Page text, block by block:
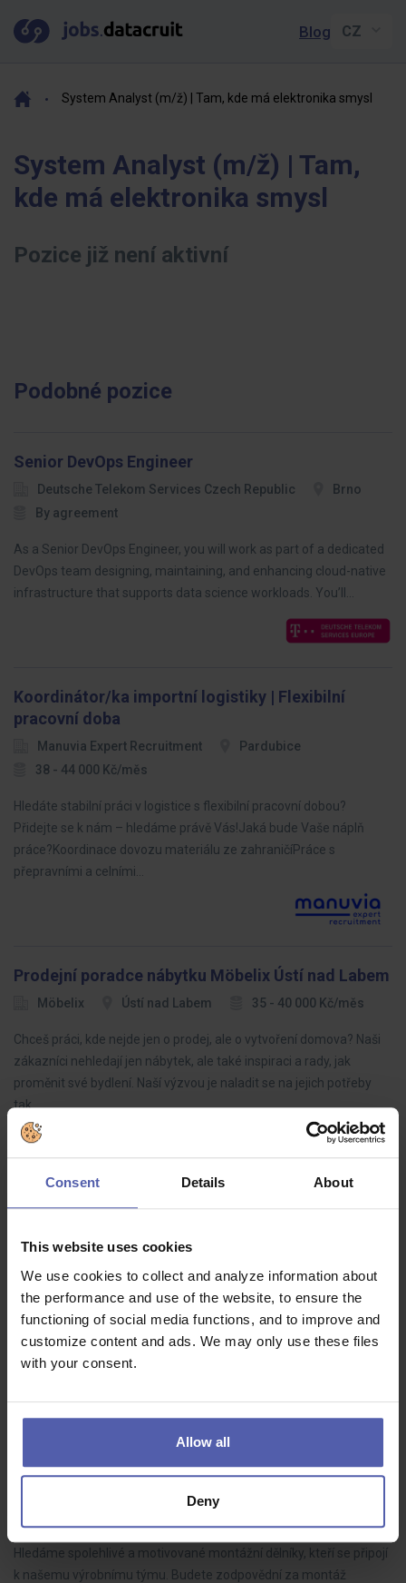
Consent Details About
This website uses cookies
We use cookies to collect and analyze information about
the performance and use of the website, to ensure the
functioning of social media functions, and to improve and
customize content and ads. We may only use these files
with your consent.
Allow all
Deny
Blog
System Analyst (m/ž) | Tam, kde má elektronika smysl
System Analyst (m/ž) | Tam,
kde má elektronika smysl
Pozice již není aktivní
Podobné pozice
Senior DevOps Engineer
Deutsche Telekom Services Czech Republic
Brno
By agreement
As a Senior DevOps Engineer, you will work as part of a dedicated
DevOps team designing, maintaining, and enhancing cloud-native
infrastructure that supports data science workloads. You’ll…
Koordinátor/ka importní logistiky | Flexibilní
pracovní doba
Manuvia Expert Recruitment
Pardubice
38 - 44 000 Kč/měs
Hledáte stabilní práci v logistice s flexibilní pracovní dobou?
Přidejte se k nám – hledáme právě Vás!Jaká bude Vaše náplň
práce?Koordinace dovozu materiálu ze zahraničíPráce s
přepravními a celními…
Prodejní poradce nábytku Möbelix Ústí nad Labem
Möbelix Ústí nad Labem 35 - 40 000 Kč/měs
Chceš práci, kde nejde jen o prodej, ale o vytvoření domova? Naši
zákazníci nehledají jen nábytek, ale také inspiraci a rady, jak
proměnit své bydlení. Naší výzvou je naladit se na jejich potřeby
tak…
LEAN specialista (ž/m)
Do našeho týmu hledáme LEAN technika, který bude aktivně
rozvíjet výrobní procesy, řídit zlepšovací projekty a spolupracovat s
kolegy napříč výrobou. Pokud máte analytické myšlení, dokážete
dotahovat…
Montážní dělník ve výrobě BEZ NOČNÍCH (M/Ž)
Nový Bydžov
Hledáme spolehlivé a motivované montážní dělníky, kteří se připojí
k našemu výrobnímu týmu. Budete zodpovědní za montáž